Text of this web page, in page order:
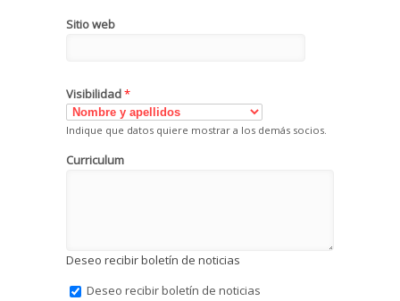
Sitio web
Visibilidad*
Indique que datos quiere mostrar a los demás socios.
Curriculum
Deseo recibir boletín de noticias
Deseo recibir boletín de noticias